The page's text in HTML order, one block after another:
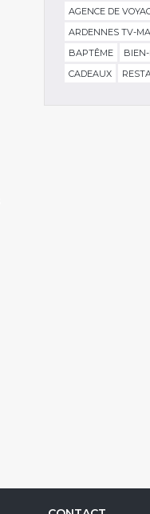
AGENCE DE
ARDENNES TV-
BAPTÊME
CADEAUX